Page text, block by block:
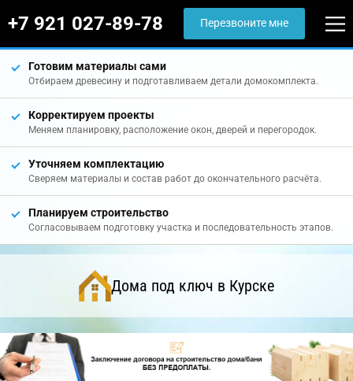
+7 921 027-89-78 Перезвоните мне
Готовим материалы сами
Отбираем древесину и подготавливаем детали домокомплекта.
Корректируем проекты
Меняем планировку, расположение окон, дверей и перегородок.
Уточняем комплектацию
Сверяем материалы и состав работ до окончательного расчёта.
Планируем строительство
Согласовываем подготовку участка и последовательность этапов.
Дома под ключ в Курске